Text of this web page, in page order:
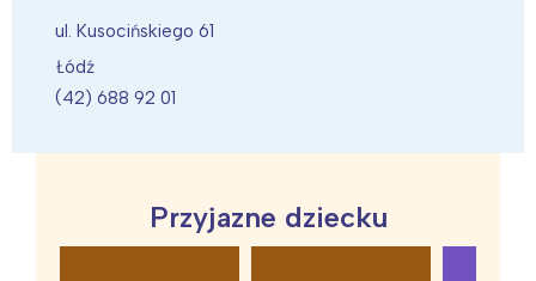
ul. Kusocińskiego 61
Łódź
(42) 688 92 01
Przyjazne dziecku